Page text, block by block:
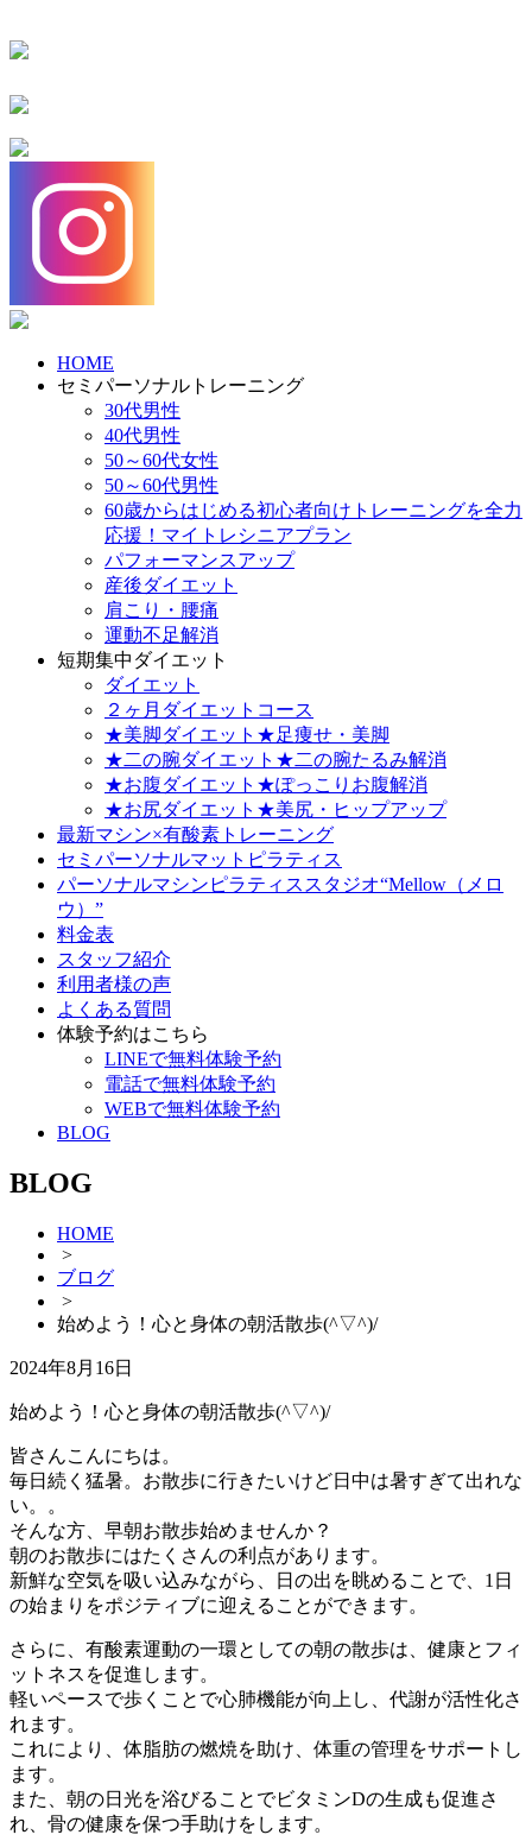
HOME
セミパーソナルトレーニング
30代男性
40代男性
50～60代女性
50～60代男性
60歳からはじめる初心者向けトレーニングを全力
応援！マイトレシニアプラン
パフォーマンスアップ
産後ダイエット
肩こり・腰痛
運動不足解消
短期集中ダイエット
ダイエット
２ヶ月ダイエットコース
★美脚ダイエット★足痩せ・美脚
★二の腕ダイエット★二の腕たるみ解消
★お腹ダイエット★ぽっこりお腹解消
★お尻ダイエット★美尻・ヒップアップ
最新マシン×有酸素トレーニング
セミパーソナルマットピラティス
パーソナルマシンピラティススタジオ“Mellow（メロ
ウ）”
料金表
スタッフ紹介
利用者様の声
よくある質問
体験予約はこちら
LINEで無料体験予約
電話で無料体験予約
WEBで無料体験予約
BLOG
BLOG
HOME
>
ブログ
>
始めよう！心と身体の朝活散歩(^▽^)/
2024年8月16日
始めよう！心と身体の朝活散歩(^▽^)/
皆さんこんにちは。
毎日続く猛暑。お散歩に行きたいけど日中は暑すぎて出れな
い。。
そんな方、早朝お散歩始めませんか？
朝のお散歩にはたくさんの利点があります。
新鮮な空気を吸い込みながら、日の出を眺めることで、1日
の始まりをポジティブに迎えることができます。
さらに、有酸素運動の一環としての朝の散歩は、健康とフィ
ットネスを促進します。
軽いペースで歩くことで心肺機能が向上し、代謝が活性化さ
れます。
これにより、体脂肪の燃焼を助け、体重の管理をサポートし
ます。
また、朝の日光を浴びることでビタミンDの生成も促進さ
れ、骨の健康を保つ手助けをします。